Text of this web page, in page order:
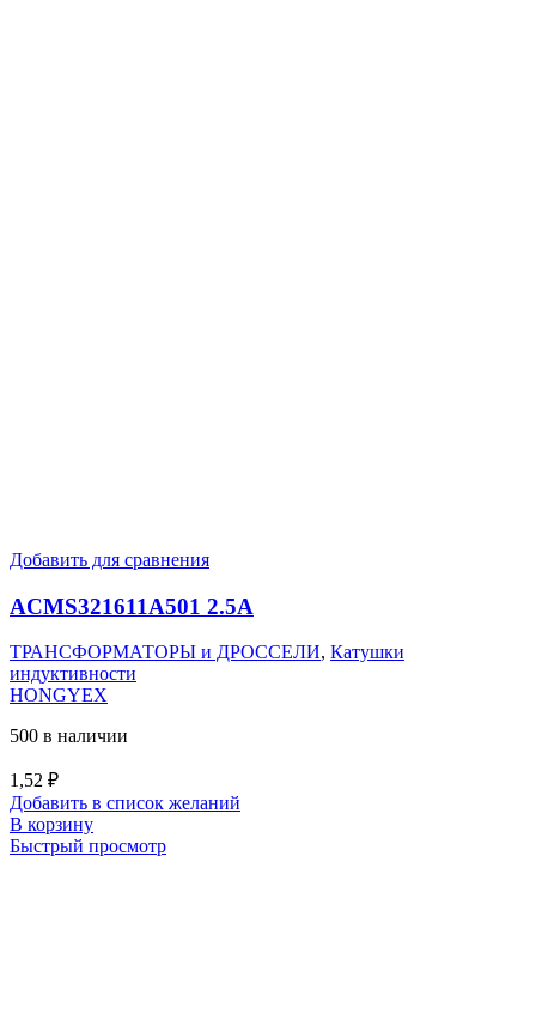
Добавить для сравнения
ACMS321611A501 2.5A
ТРАНСФОРМАТОРЫ и ДРОССЕЛИ, Катушки
индуктивности
HONGYEX
500 в наличии
1,52 ₽
Добавить в список желаний
В корзину
Быстрый просмотр